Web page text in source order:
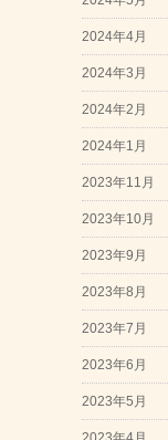
2024年4月
2024年3月
2024年2月
2024年1月
2023年11月
2023年10月
2023年9月
2023年8月
2023年7月
2023年6月
2023年5月